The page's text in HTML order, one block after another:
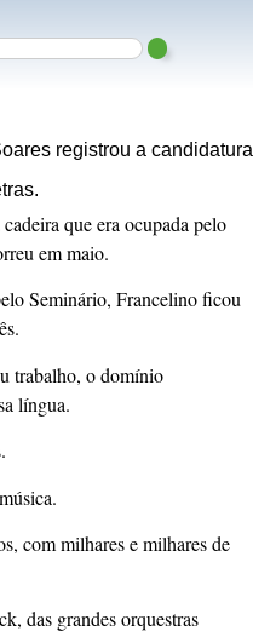
registrou a candidatura
que era ocupada pelo
em maio.
Seminário, Francelino ficou
trabalho, o domínio
língua.
com milhares e milhares de
das grandes orquestras